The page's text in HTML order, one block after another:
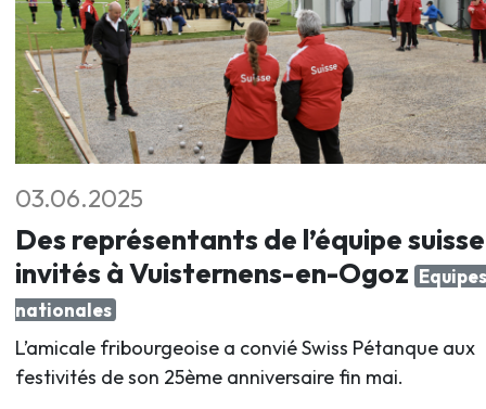
03.06.2025
Des représentants de l’équipe suisse
invités à Vuisternens-en-Ogoz Equipes
nationales
L’amicale fribourgeoise a convié Swiss Pétanque aux
festivités de son 25ème anniversaire fin mai.